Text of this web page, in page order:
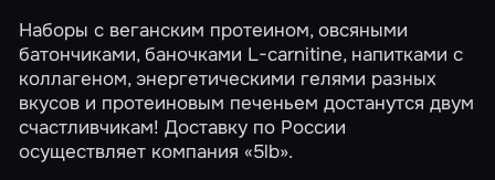
Наборы с веганским протеином, овсяными
батончиками, баночками L-carnitine, напитками с
коллагеном, энергетическими гелями разных
вкусов и протеиновым печеньем достанутся двум
счастливчикам! Доставку по России
осуществляет компания «5lb».